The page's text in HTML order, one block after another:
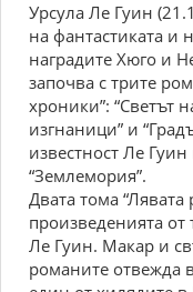
Урсула Ле Гуин
на фантастиката и
наградите Хюго и
започва с трите
хроники”: “Светът
изгнаници” и
известност Ле
“Землемория”.
Двата тома
произведенията от
Ле Гуин. Макар и
романите отвежда